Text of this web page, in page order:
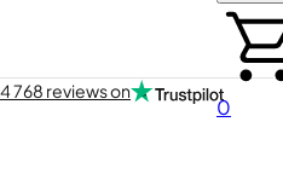
0
768 reviews on